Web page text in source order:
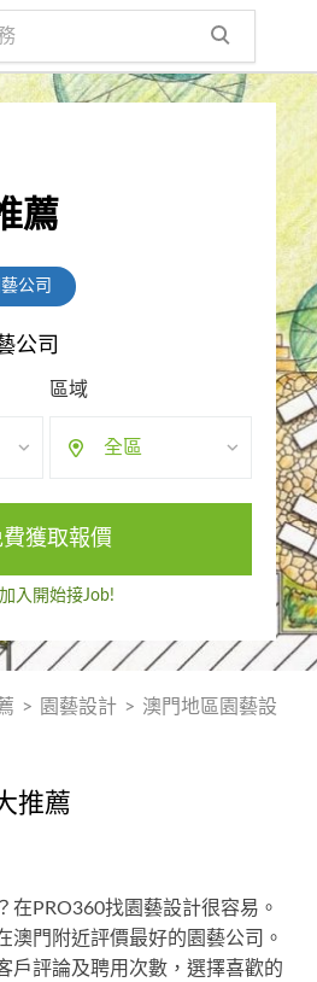
薦
公司
公司
區域
全區
費獲取報價
加入開始接Job!
> 園藝設計 > 澳門地區園藝設
推薦
在PRO360找園藝設計很容易。
澳門附近評價最好的園藝公司。
戶評論及聘用次數，選擇喜歡的